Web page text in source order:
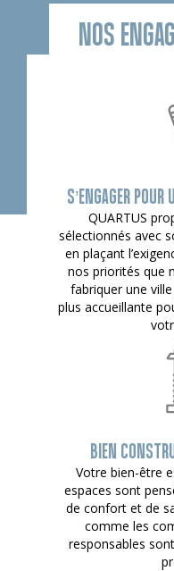
NOS
S’ENGAGER POUR
QUARTUS
sélectionnés avec
en plaçant
nos priorités que
fabriquer une
plus accueillante
BIEN
Votre bien-être
espaces sont
de confort et de
comme les
responsables